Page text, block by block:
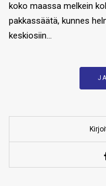
koko maassa melkein
pakkassäätä, kunnes
keskiosiin…